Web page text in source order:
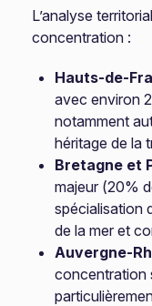
L’analyse
concentration :
Hauts-de-
avec environ
notamment
héritage de la
Bretagne et
majeur (20%
spécialisation
de la mer et
Auvergne-
concentration